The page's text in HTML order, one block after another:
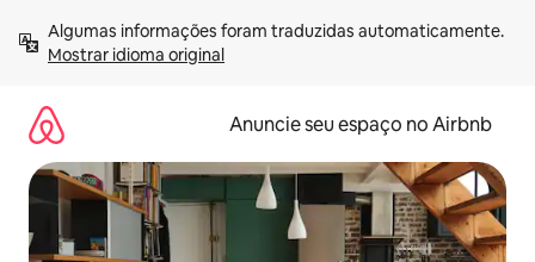
para
Mostrar idioma original
Anuncie seu espaço no Airbnb